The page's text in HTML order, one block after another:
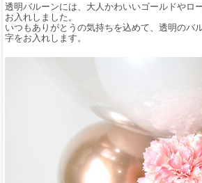
透明バルーンには、大人かわいいゴールドやロ
お入れしました。
いつもありがとうの気持ちを込めて、透明のバ
字をお入れします。